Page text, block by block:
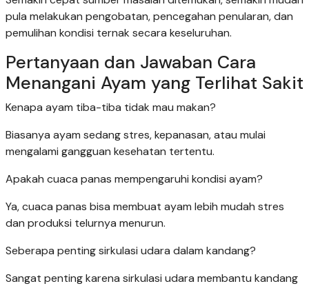
pula melakukan pengobatan, pencegahan penularan, dan
pemulihan kondisi ternak secara keseluruhan.
Pertanyaan dan Jawaban Cara
Menangani Ayam yang Terlihat Sakit
Kenapa ayam tiba-tiba tidak mau makan?
Biasanya ayam sedang stres, kepanasan, atau mulai
mengalami gangguan kesehatan tertentu.
Apakah cuaca panas mempengaruhi kondisi ayam?
Ya, cuaca panas bisa membuat ayam lebih mudah stres
dan produksi telurnya menurun.
Seberapa penting sirkulasi udara dalam kandang?
Sangat penting karena sirkulasi udara membantu kandang